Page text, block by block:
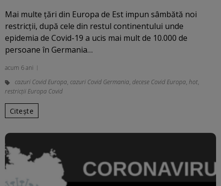
Mai multe ţări din Europa de Est impun sâmbătă noi
restricţii, după cele din restul continentului unde
epidemia de Covid-19 a ucis mai mult de 10.000 de
persoane în Germania…
acum 6 ani
cazuri Covid Europa, cazuri Covid Germania, decese Covid Europa, hot,
restricții Europa Covid
Citește